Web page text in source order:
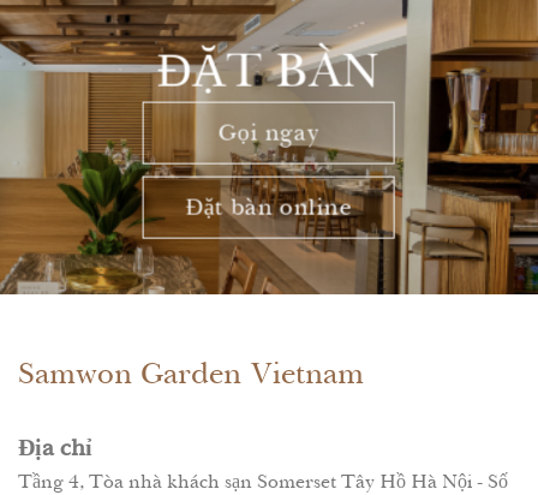
ĐẶT BÀN
Gọi ngay
Đặt bàn online
Samwon Garden Vietnam
Địa chỉ
Tầng 4, Tòa nhà khách sạn Somerset Tây Hồ Hà Nội - Số